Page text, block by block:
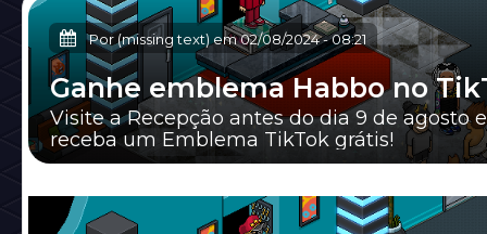
Por (missing text) em02/08/2024-08:21
Ganhe emblema Habbo no
Visite a Recepção antes do dia 9 de agosto e
receba um Emblema TikTok grátis!